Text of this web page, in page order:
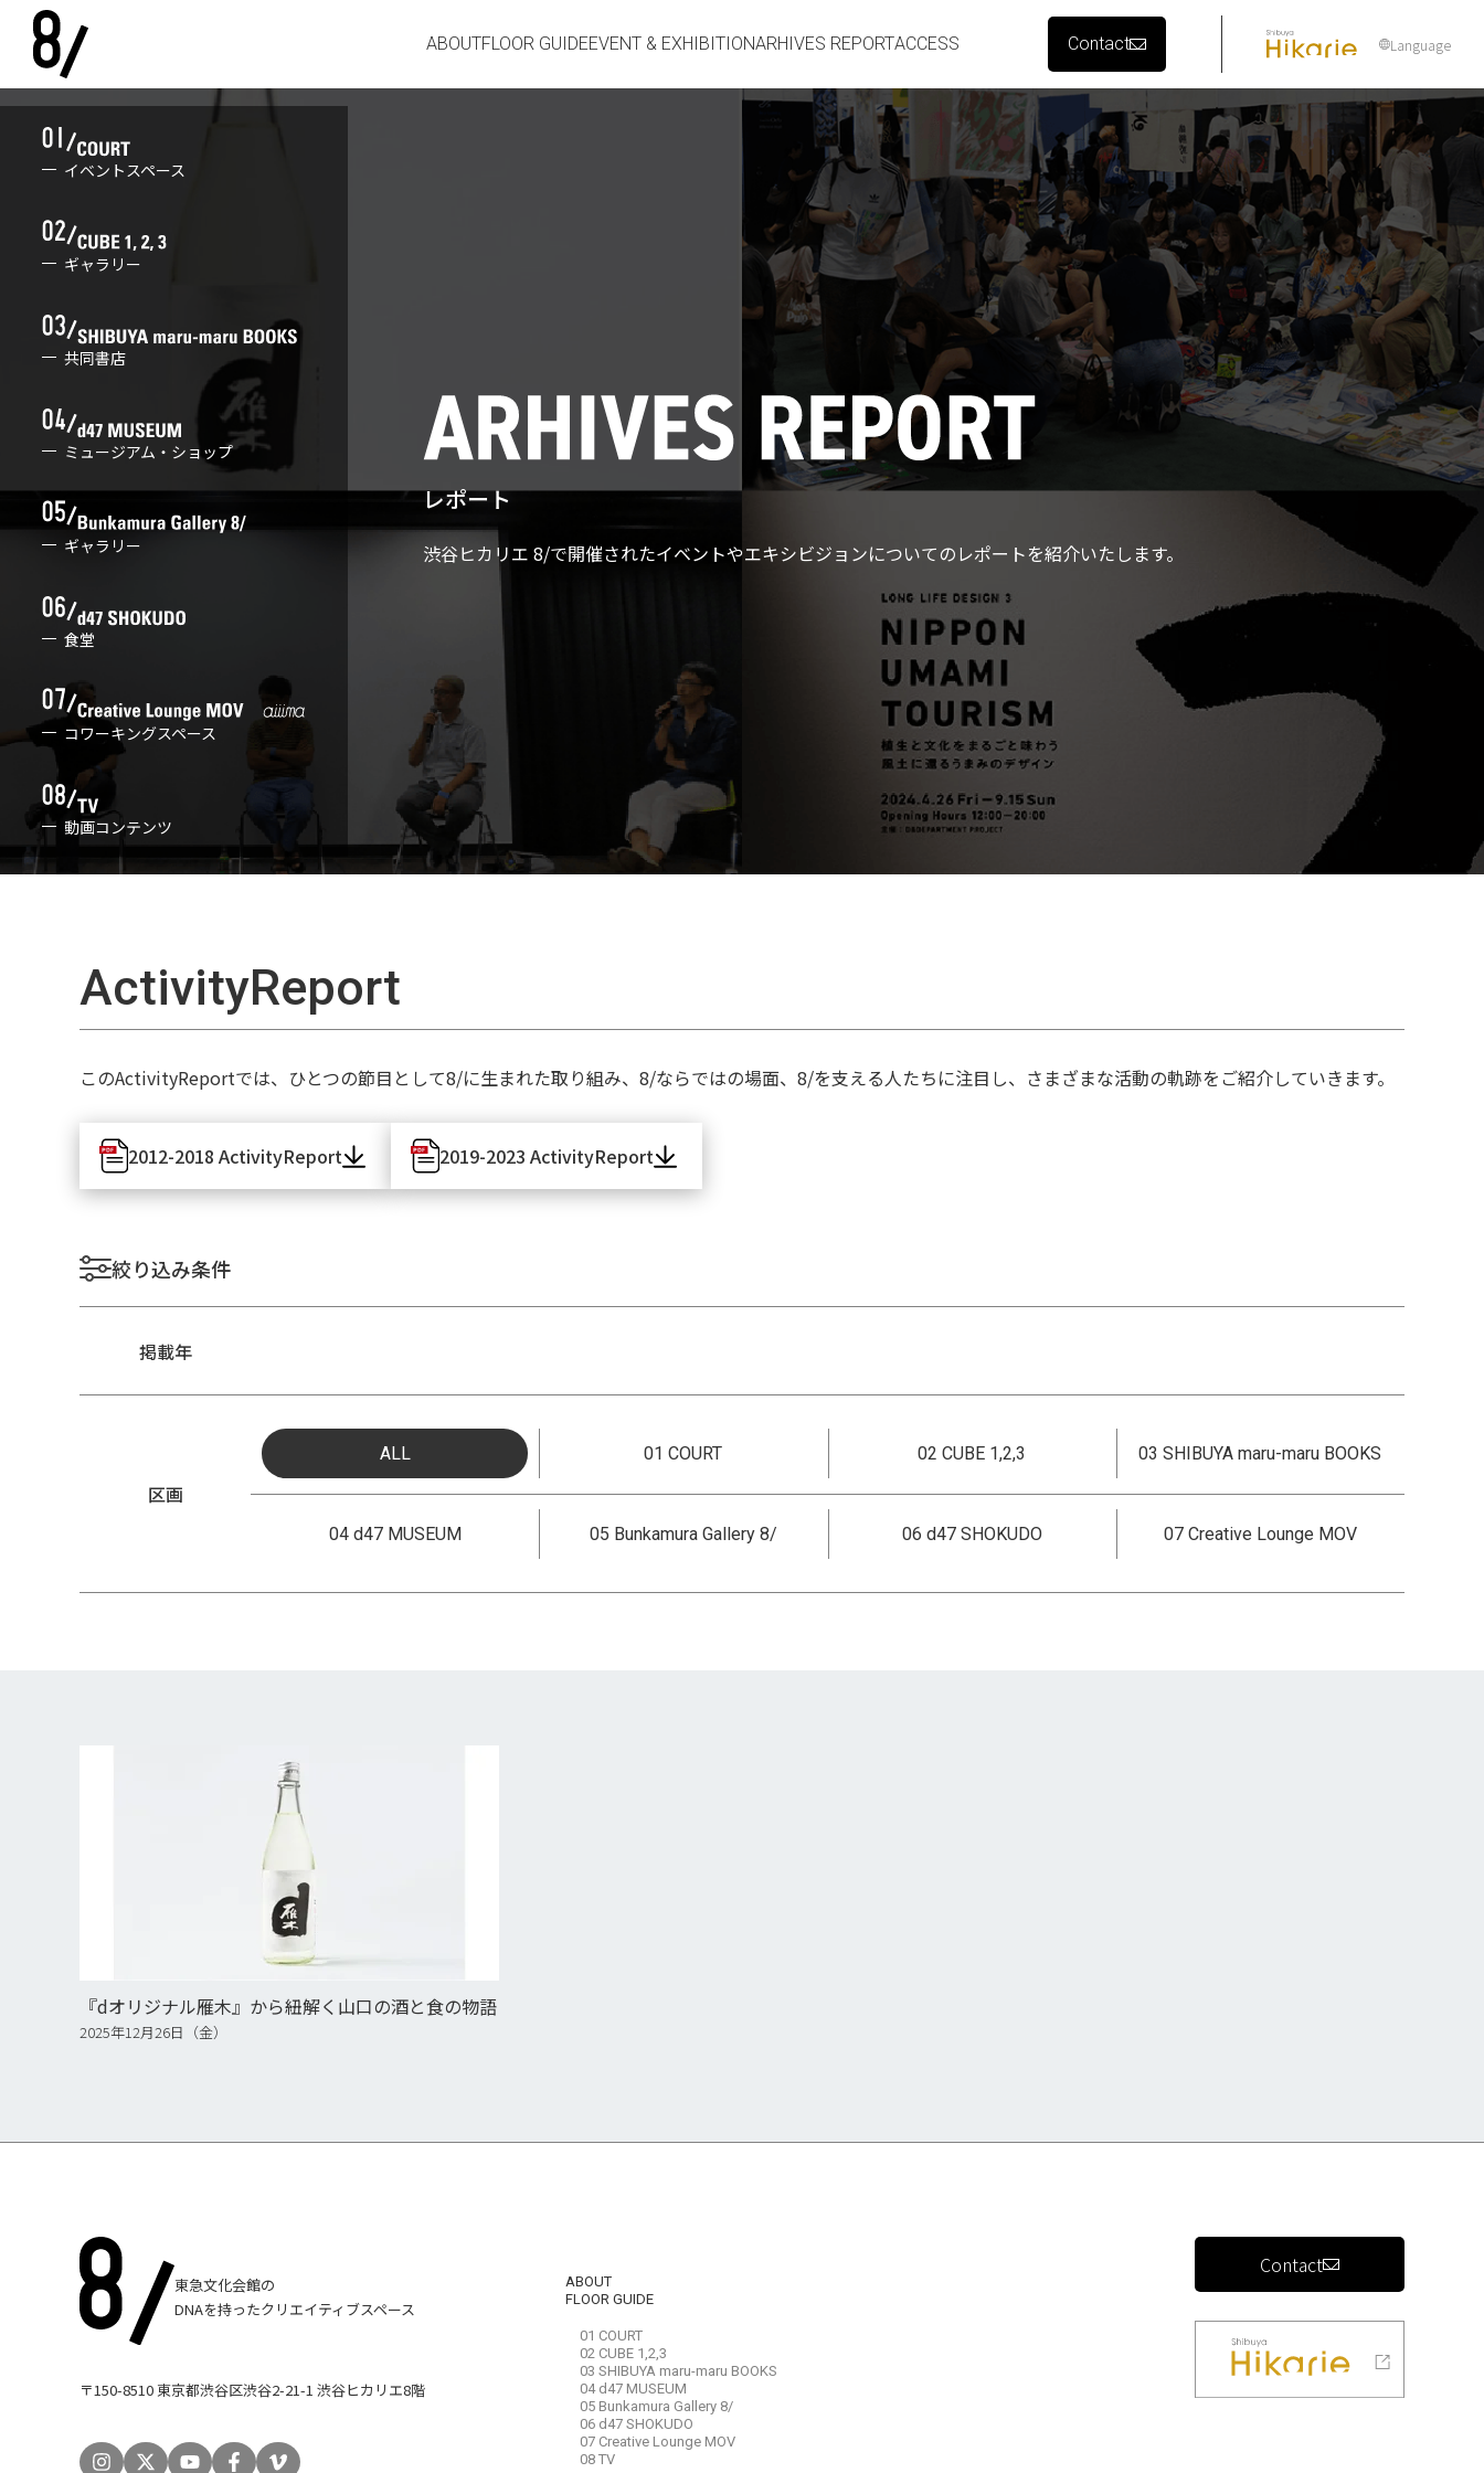
Language
Contact
ABOUTFLOOR GUIDEEVENT & EXHIBITIONARHIVES REPORTACCESS
イベントスペース
ギャラリー
共同書店
ミュージアム・ショップ
ギャラリー
食堂
コワーキングスペース
動画コンテンツ
レポート
渋谷ヒカリエ 8/で開催されたイベントやエキシビジョンについてのレポートを紹介いたします。
ActivityReport
このActivityReportでは、ひとつの節目として8/に生まれた取り組み、8/ならではの場面、8/を支える人たちに注目し、さまざまな活動の軌跡をご紹介していきます。
2012-2018 ActivityReport 2019-2023 ActivityReport
絞り込み条件
掲載年
区画
ALL 01 COURT 02 CUBE 1,2,3 03 SHIBUYA maru-maru BOOKS
04 d47 MUSEUM 05 Bunkamura Gallery 8/ 06 d47 SHOKUDO 07 Creative Lounge MOV
『dオリジナル雁木』から紐解く山口の酒と食の物語
2025年12月26日（金）
東急文化会館の
DNAを持ったクリエイティブスペース
〒150-8510 東京都渋谷区渋谷2-21-1 渋谷ヒカリエ8階
Contact
ABOUT
FLOOR GUIDE
01 COURT
02 CUBE 1,2,3
03 SHIBUYA maru-maru BOOKS
04 d47 MUSEUM
05 Bunkamura Gallery 8/
06 d47 SHOKUDO
07 Creative Lounge MOV
08 TV